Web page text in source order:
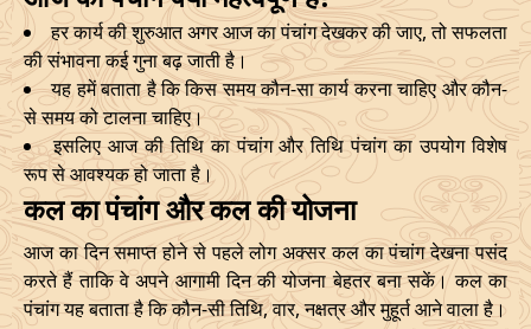
Name
Date Time Date
03/11/2026 23:28 Mrityulok 04/11/2026
07/11/2026 10:48 Patallok 07/11/2026
13/11/2026 07:26 Patallok 13/11/2026
17/11/2026 04:19
Patallok
Mrityulok
17/11/2026
20/11/2026 18:53 Mrityulok 21/11/2026
हर कार्य की शुरुआत अगर आज का पंचांग देखकर की जाए, तो सफलता
की संभावना कई गुना बढ़ जाती है।
यह हमें बताता है कि किस समय कौन-सा कार्य करना चाहिए और कौन-
से समय को टालना चाहिए।
इसलिए आज की तिथि का पंचांग और तिथि पंचांग का उपयोग विशेष
रूप से आवश्यक हो जाता है।
कल का पंचांग और कल की योजना
आज का दिन समाप्त होने से पहले लोग अक्सर कल का पंचांग देखना पसंद
करते हैं ताकि वे अपने आगामी दिन की योजना बेहतर बना सकें। कल का
पंचांग यह बताता है कि कौन-सी तिथि, वार, नक्षत्र और मुहूर्त आने वाला है।